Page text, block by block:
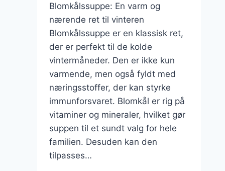
Blomkålssuppe: En varm og
nærende ret til vinteren
Blomkålssuppe er en klassisk ret,
der er perfekt til de kolde
vintermåneder. Den er ikke kun
varmende, men også fyldt med
næringsstoffer, der kan styrke
immunforsvaret. Blomkål er rig på
vitaminer og mineraler, hvilket gør
suppen til et sundt valg for hele
familien. Desuden kan den
tilpasses…